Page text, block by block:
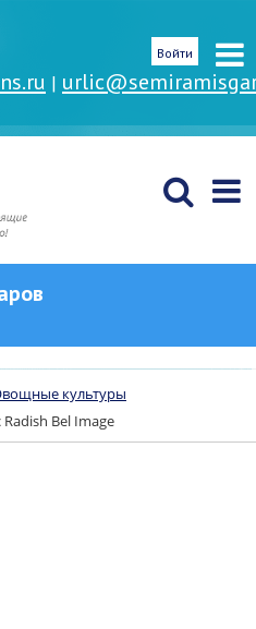
|
Войти
культуры
Radish Bel Image